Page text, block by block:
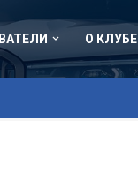
О КЛУБЕ